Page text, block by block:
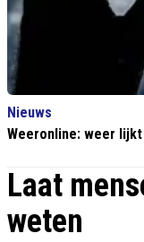
Nieuws
Weeronline: weer
Laat
weten